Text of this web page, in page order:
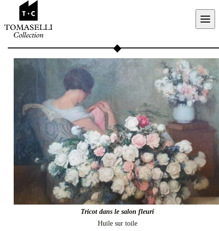
Aller au contenu
Tricot dans le salon fleuri
Huile sur toile